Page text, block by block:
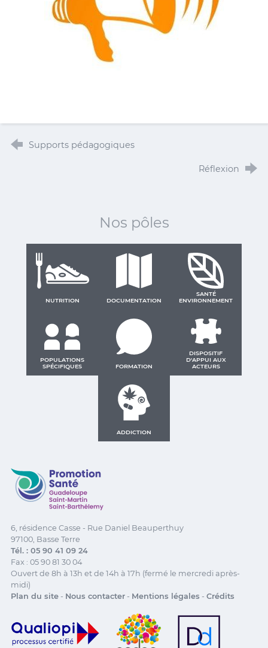
Supports pédagogiques
Réflexion
Nos pôles
NUTRITION DOCUMENTATION
SANTÉ
ENVIRONNEMENT
POPULATIONS
SPÉCIFIQUES
FORMATION
DISPOSITIF
D'APPUI AUX
ACTEURS
ADDICTION
Promotion Santé Guadeloupe, Saint-Martin, Saint
6, résidence Casse - Rue Daniel Beauperthuy
97100, Basse Terre
Tél. : 05 90 41 09 24
Fax : 05 90 81 30 04
Ouvert de 8h à 13h et de 14h à 17h (fermé le mercredi après-
midi)
Plan du site- Nous contacter- Mentions légales - Crédits